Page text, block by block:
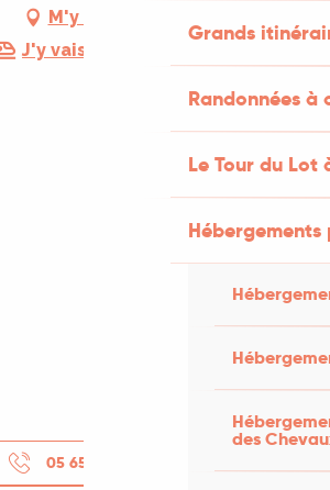
Grands
Randonnées
Le Tour du Lot
des
M'y rendre
J'y vais en train !
05 65 30 82